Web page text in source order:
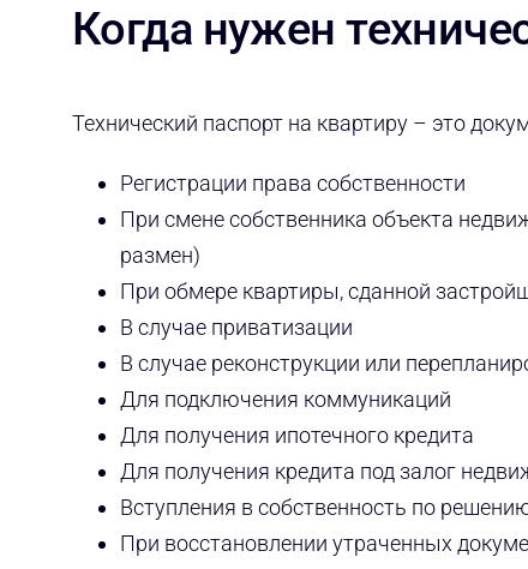
Когда нужен
Технический паспорт на квартиру – это
Регистрации права собственности
При смене собственника объекта
размен)
При обмере квартиры, сданной
В случае приватизации
В случае реконструкции или
Для подключения коммуникаций
Для получения ипотечного кредита
Для получения кредита под залог
Вступления в собственность по
При восстановлении утраченных